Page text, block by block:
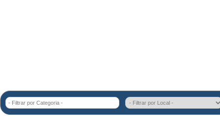
- Filtrar por Categoria -